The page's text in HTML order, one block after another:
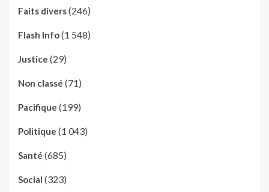
Faits divers(246)
Flash Info(1 548)
Justice (29)
Non classé (71)
Pacifique (199)
Politique (1 043)
Santé (685)
Social (323)